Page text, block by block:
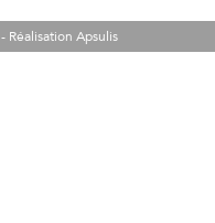
- Réalisation Apsulis